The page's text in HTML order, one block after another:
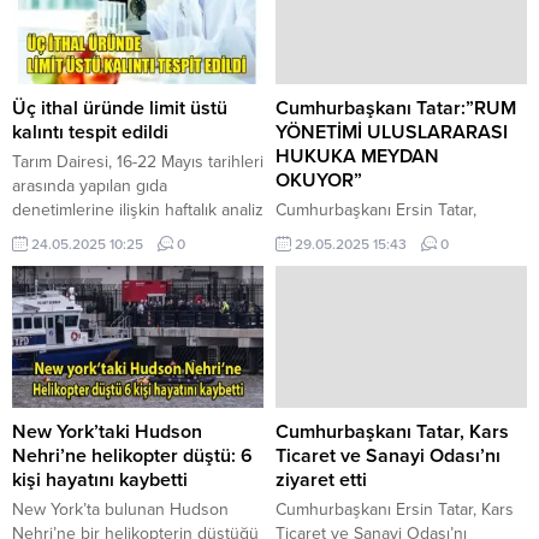
Üç ithal üründe limit üstü
kalıntı tespit edildi
Tarım Dairesi, 16-22 Mayıs tarihleri
arasında yapılan gıda
denetimlerine ilişkin haftalık analiz
sonuçlarını açıkladı. Devlet
Laboratuvarı’nda gerçekleştirilen
analizlerde, ithal ve yerli
ürünlerden alınan toplam 51
numune Avrupa Birliği pestisit
limitlerine göre değerlendirildi.
İthal ürünlerden alınan 30
numunenin 27’si temiz çıkarken,
3 numunede limit üstü bitki
koruma ürünü tespit edildi.
Mehtap...
24.05.2025 10:25 0
Cumhurbaşkanı Tatar:”RUM
YÖNETİMİ ULUSLARARASI
HUKUKA MEYDAN
OKUYOR”
Cumhurbaşkanı Ersin Tatar,
Türkiye Cumhuriyeti İçişleri
Bakanı Ali Yerlikaya’yı kabul etti.
Tatar, kabulde yaptığı konuşmada,
Anavatan Türkiye Cumhuriyeti ile
olan ilişkilere değinerek,
“Buradaki İçişleri Bakanlığı’mız ile
sizler arasında...
29.05.2025 15:43 0
New York’taki Hudson
Nehri’ne helikopter düştü: 6
kişi hayatını kaybetti
New York’ta bulunan Hudson
Nehri’ne bir helikopterin düştüğü
Cumhurbaşkanı Tatar, Kars
Ticaret ve Sanayi Odası’nı
ziyaret etti
Cumhurbaşkanı Ersin Tatar, Kars
Ticaret ve Sanayi Odası’nı